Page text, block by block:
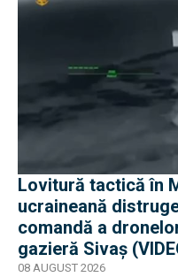
Lovitură tactică în
ucraineană
comandă a
gazieră Sivaș
08 AUGUST 2026